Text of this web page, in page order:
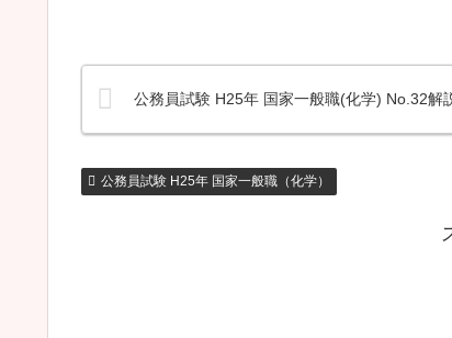
公務員試験 H25年 国家一般職(化学) No.32解
公務員試験 H25年 国家一般職（化学）